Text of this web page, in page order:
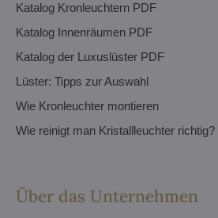
Katalog Kronleuchtern PDF
Katalog Innenräumen PDF
Katalog der Luxuslüster PDF
Lüster: Tipps zur Auswahl
Wie Kronleuchter montieren
Wie reinigt man Kristallleuchter richtig?
Über das Unternehmen